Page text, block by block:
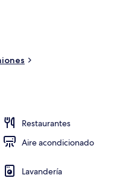
Restaurantes
Aire acondicionado
Lavandería